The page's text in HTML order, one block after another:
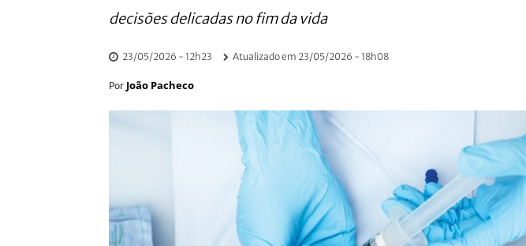
decisões delicadas no fim da vida
23/05/2026 - 12h23 Atualizado em 23/05/2026 - 18h08
Por João Pacheco